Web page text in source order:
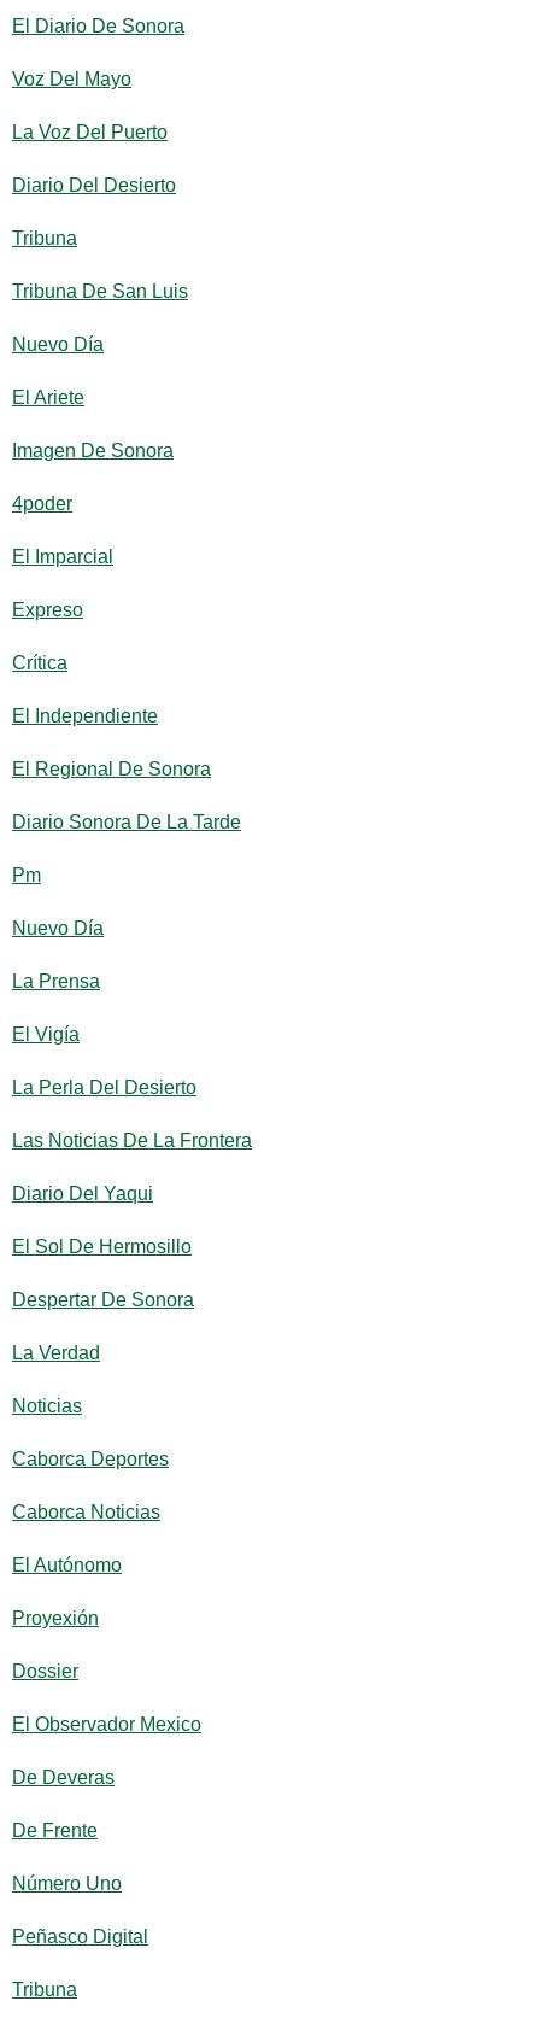
El Diario De Sonora
Voz Del Mayo
La Voz Del Puerto
Diario Del Desierto
Tribuna
Tribuna De San Luis
Nuevo Día
El Ariete
Imagen De Sonora
4poder
El Imparcial
Expreso
Crítica
El Independiente
El Regional De Sonora
Diario Sonora De La Tarde
Pm
Nuevo Día
La Prensa
El Vigía
La Perla Del Desierto
Las Noticias De La Frontera
Diario Del Yaqui
El Sol De Hermosillo
Despertar De Sonora
La Verdad
Noticias
Caborca Deportes
Caborca Noticias
El Autónomo
Proyexión
Dossier
El Observador Mexico
De Deveras
De Frente
Número Uno
Peñasco Digital
Tribuna